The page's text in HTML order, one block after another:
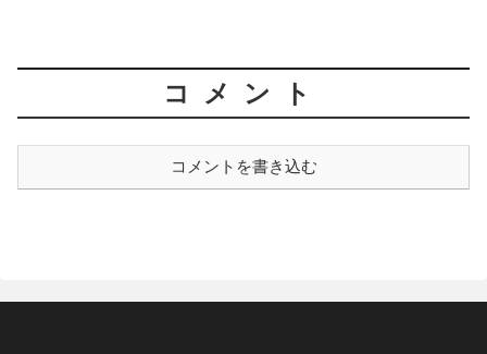
コメント
コメントを書き込む